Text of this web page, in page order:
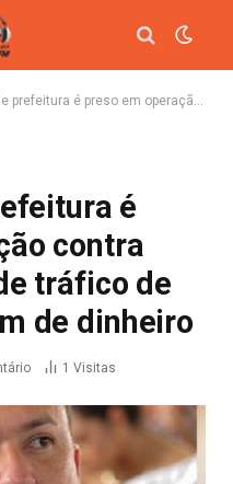
em operação contra grupo suspeito de tráfico de drogas e lavagem de dinheiro
é
contra
tráfico de
de dinheiro
1 Visitas